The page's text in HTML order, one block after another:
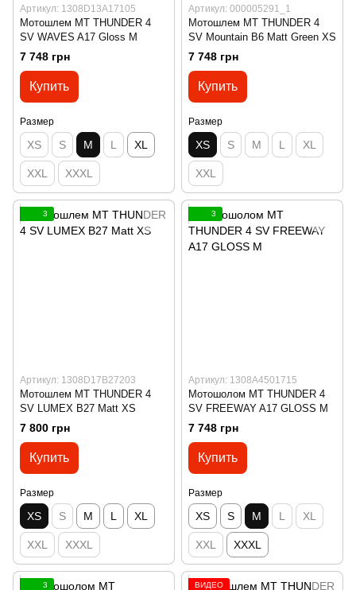
Артикул: 1308D13A17105
Мотошлем MT THUNDER 4
SV WAVES A17 Gloss M
7 748 грн
Купить
Размер
XS S M L XL
XXL XXXL
Артикул: 000005291_1
Мотошлем MT THUNDER 4
SV Mountain B6 Matt Green XS
7 748 грн
Купить
Размер
XS S M L XL
XXL
3
Артикул: 1308D17B27203
Мотошлем MT THUNDER 4
SV LUMEX B27 Matt XS
7 800 грн
Купить
Размер
XS S M L XL
XXL XXXL
3
Артикул: 1308A4501715
Мотошолом MT THUNDER 4
SV FREEWAY A17 GLOSS M
7 748 грн
Купить
Размер
XS S M L XL
XXL XXXL
3
ВИДЕО